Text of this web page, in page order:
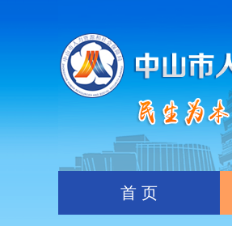
首 页